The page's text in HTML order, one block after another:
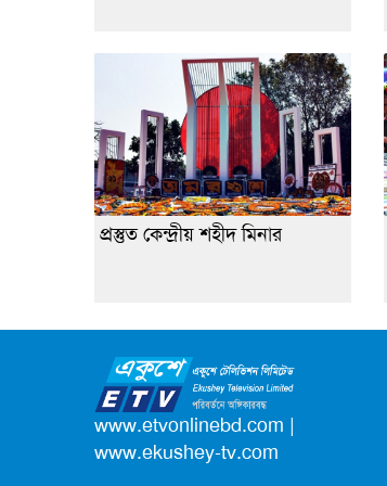
প্রস্তুত কেন্দ্রীয় শহীদ মিনার
www.etvonlinebd.com |
www.ekushey-tv.com